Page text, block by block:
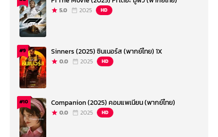
5.0 2025 HD
#9 Sinners (2025) ซินเนอร์ส (พากย์ไทย) 1X
0.0 2025 HD
#10 Companion (2025) คอมแพเนียน (พากย์ไทย)
0.0 2025 HD